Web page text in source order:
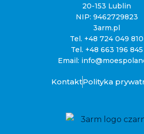
20-153 Lublin
NIP: 9462729823
3arm.pl
Tel. +48 724 049 810
Tel. +48 663 196 845
Email:
KontaktPolityka